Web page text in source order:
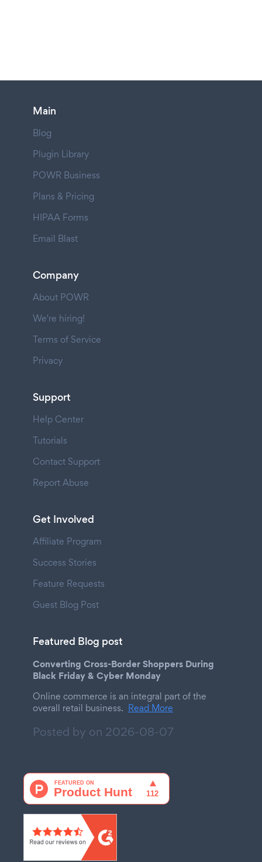
Main
Blog
Plugin Library
POWR Business
Plans & Pricing
HIPAA Forms
Email Blast
Company
About POWR
We're hiring!
Terms of Service
Privacy
Support
Help Center
Tutorials
Contact Support
Report Abuse
Get Involved
Affiliate Program
Success Stories
Feature Requests
Guest Blog Post
Featured Blog post
Converting Cross-Border Shoppers During
Black Friday & Cyber Monday
Online commerce is an integral part of the
overall retail business. Read More
Posted by on 2026-08-07